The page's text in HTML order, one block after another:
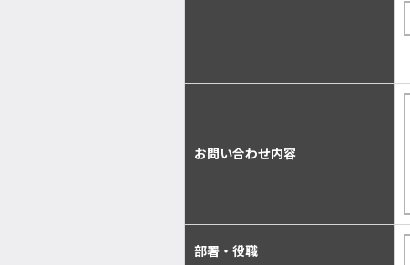
お問い合わせ内容
部署・役職